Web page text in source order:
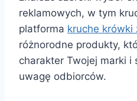
reklamowych, w tym
platforma kruche krówki
różnorodne produkty,
charakter Twojej marki i
uwagę odbiorców.